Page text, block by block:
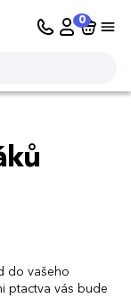
0
do vašeho
ptactva vás bude